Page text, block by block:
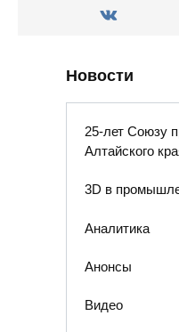
Новости
25-лет Союзу
Алтайского
3D в
Аналитика
Анонсы
Видео